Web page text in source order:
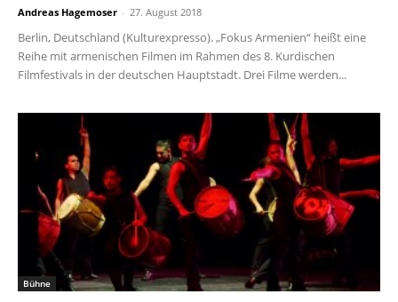
Andreas Hagemoser - 27. August 2018
Berlin, Deutschland (Kulturexpresso). „Fokus Armenien“ heißt eine
Reihe mit armenischen Filmen im Rahmen des 8. Kurdischen
Filmfestivals in der deutschen Hauptstadt. Drei Filme werden...
Bühne